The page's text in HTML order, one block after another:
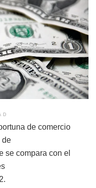
de comercio
de
se compara con el